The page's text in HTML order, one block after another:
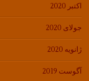
اکتبر 2020
جولای 2020
ژانویه 2020
آگوست 2019